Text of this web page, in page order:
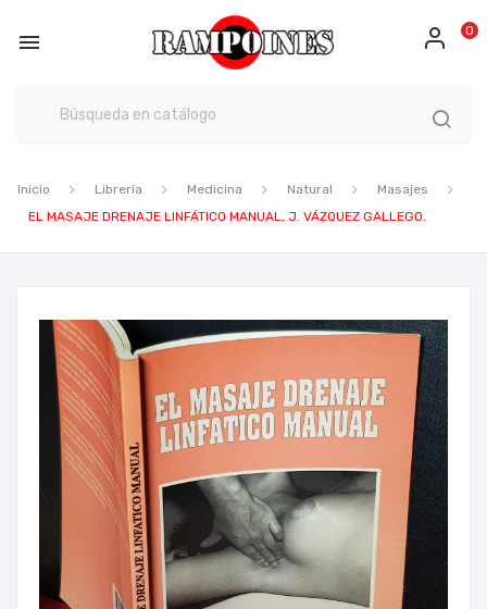
 0
Inicio Librería Medicina Natural
Masajes
EL MASAJE DRENAJE LINFÁTICO MANUAL, J. VÁZQUEZ GALLEGO.